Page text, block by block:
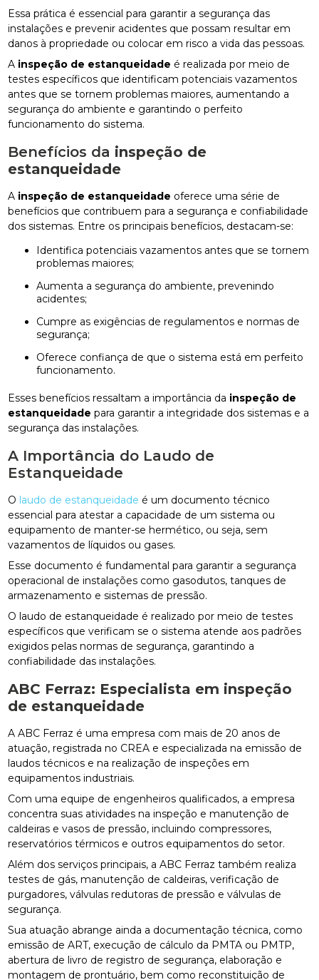
Essa prática é essencial para garantir a segurança das
instalações e prevenir acidentes que possam resultar em
danos à propriedade ou colocar em risco a vida das pessoas.
A inspeção de estanqueidade é realizada por meio de
testes específicos que identificam potenciais vazamentos
antes que se tornem problemas maiores, aumentando a
segurança do ambiente e garantindo o perfeito
funcionamento do sistema.
Benefícios da inspeção de
estanqueidade
A inspeção de estanqueidade oferece uma série de
benefícios que contribuem para a segurança e confiabilidade
dos sistemas. Entre os principais benefícios, destacam-se:
Identifica potenciais vazamentos antes que se tornem
problemas maiores;
Aumenta a segurança do ambiente, prevenindo
acidentes;
Cumpre as exigências de regulamentos e normas de
segurança;
Oferece confiança de que o sistema está em perfeito
funcionamento.
Esses benefícios ressaltam a importância da inspeção de
estanqueidade para garantir a integridade dos sistemas e a
segurança das instalações.
A Importância do Laudo de
Estanqueidade
O laudo de estanqueidade é um documento técnico
essencial para atestar a capacidade de um sistema ou
equipamento de manter-se hermético, ou seja, sem
vazamentos de líquidos ou gases.
Esse documento é fundamental para garantir a segurança
operacional de instalações como gasodutos, tanques de
armazenamento e sistemas de pressão.
O laudo de estanqueidade é realizado por meio de testes
específicos que verificam se o sistema atende aos padrões
exigidos pelas normas de segurança, garantindo a
confiabilidade das instalações.
ABC Ferraz: Especialista em inspeção
de estanqueidade
A ABC Ferraz é uma empresa com mais de 20 anos de
atuação, registrada no CREA e especializada na emissão de
laudos técnicos e na realização de inspeções em
equipamentos industriais.
Com uma equipe de engenheiros qualificados, a empresa
concentra suas atividades na inspeção e manutenção de
caldeiras e vasos de pressão, incluindo compressores,
reservatórios térmicos e outros equipamentos do setor.
Além dos serviços principais, a ABC Ferraz também realiza
testes de gás, manutenção de caldeiras, verificação de
purgadores, válvulas redutoras de pressão e válvulas de
segurança.
Sua atuação abrange ainda a documentação técnica, como
emissão de ART, execução de cálculo da PMTA ou PMTP,
abertura de livro de registro de segurança, elaboração e
montagem de prontuário, bem como reconstituição de